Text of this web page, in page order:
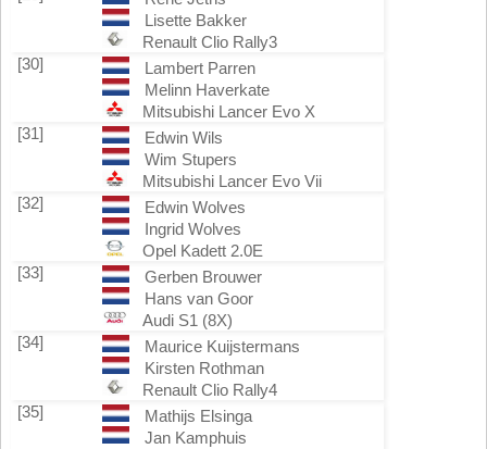
Lisette Bakker
Renault Clio Rally3
[30]
Lambert Parren
Melinn Haverkate
Mitsubishi Lancer Evo X
[31]
Edwin Wils
Wim Stupers
Mitsubishi Lancer Evo Vii
[32]
Edwin Wolves
Ingrid Wolves
Opel Kadett 2.0E
[33]
Gerben Brouwer
Hans van Goor
Audi S1 (8X)
[34]
Maurice Kuijstermans
Kirsten Rothman
Renault Clio Rally4
[35]
Mathijs Elsinga
Jan Kamphuis